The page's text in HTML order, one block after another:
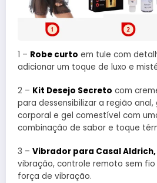
1 – Robe curto em tule com
adicionar um toque de luxo e
2 – Kit Desejo Secreto com
para dessensibilizar a região
corporal e gel comestível com
combinação de sabor e toque
3 – Vibrador para Casal Aldrich,
vibração, controle remoto sem
força de vibração.